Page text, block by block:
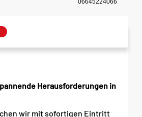
Herausforderungen in
wir mit sofortigen Eintritt